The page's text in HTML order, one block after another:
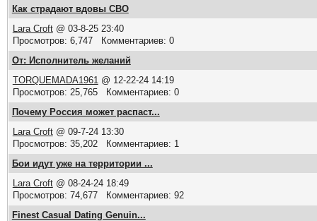
Как страдают вдовы СВО
Lara Croft@ 03-8-25 23:40
Просмотров: 6,747 Комментариев: 0
От: Исполнитель желаний
TORQUEMADA1961@ 12-22-24 14:19
Просмотров: 25,765 Комментариев: 0
Почему Россия может распаст...
Lara Croft@ 09-7-24 13:30
Просмотров: 35,202 Комментариев: 1
Бои идут уже на территории ...
Lara Croft@ 08-24-24 18:49
Просмотров: 74,677 Комментариев: 92
Finest Сasual Dating Genuin...